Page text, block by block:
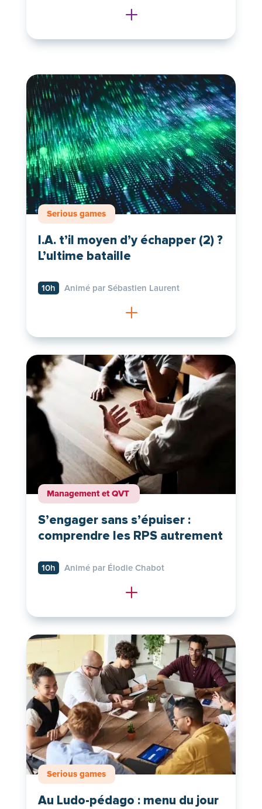
L
Serious games
I.A. t’il moyen d’y échapper (2) ?
L’ultime bataille
10h Animé par Sébastien Laurent
L
Management et QVT
S’engager sans s’épuiser :
comprendre les RPS autrement
10h Animé par Élodie Chabot
L
Serious games
Au Ludo-pédago : menu du jour